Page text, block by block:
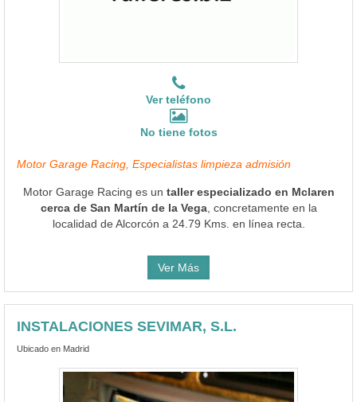
Ver teléfono
No tiene fotos
Motor Garage Racing, Especialistas limpieza admisión
Motor Garage Racing es un taller especializado en Mclaren
cerca de San Martín de la Vega, concretamente en la
localidad de Alcorcón a 24.79 Kms. en línea recta.
Ver Más
INSTALACIONES SEVIMAR, S.L.
Ubicado en Madrid